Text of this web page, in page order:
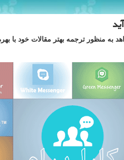
به منظور ترجمه بهتر مقالات خود